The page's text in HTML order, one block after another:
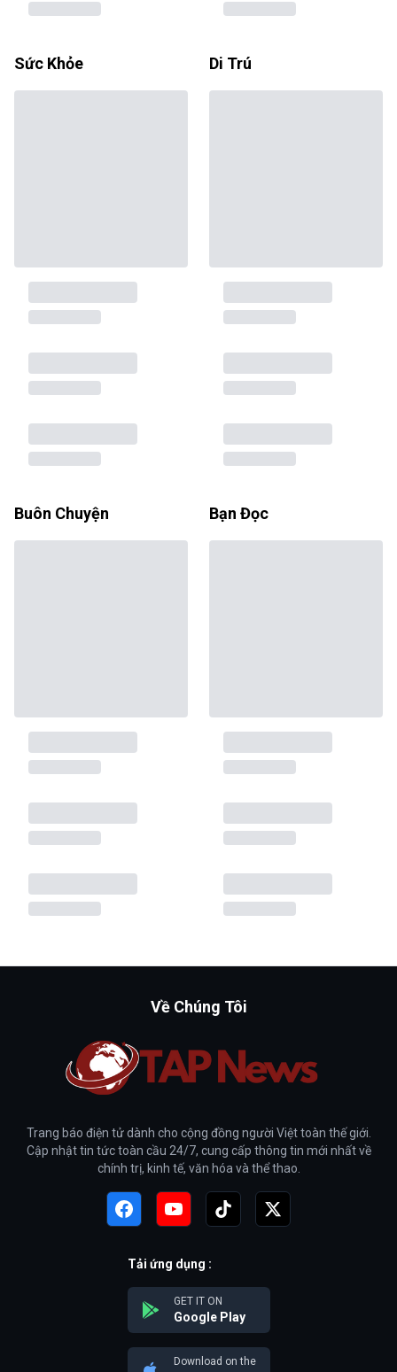
Sức Khỏe Di Trú
Buôn Chuyện Bạn Đọc
Về Chúng Tôi
Trang báo điện tử dành cho cộng đồng người Việt toàn thế giới.
Cập nhật tin tức toàn cầu 24/7, cung cấp thông tin mới nhất về
chính trị, kinh tế, văn hóa và thể thao.
Tải ứng dụng :
GET IT ON
Google Play
Download on the